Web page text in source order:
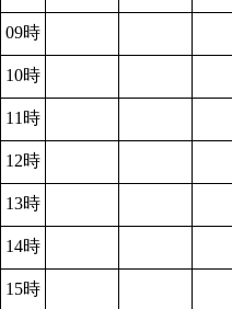
09時
10時
11時
12時
13時
14時
15時